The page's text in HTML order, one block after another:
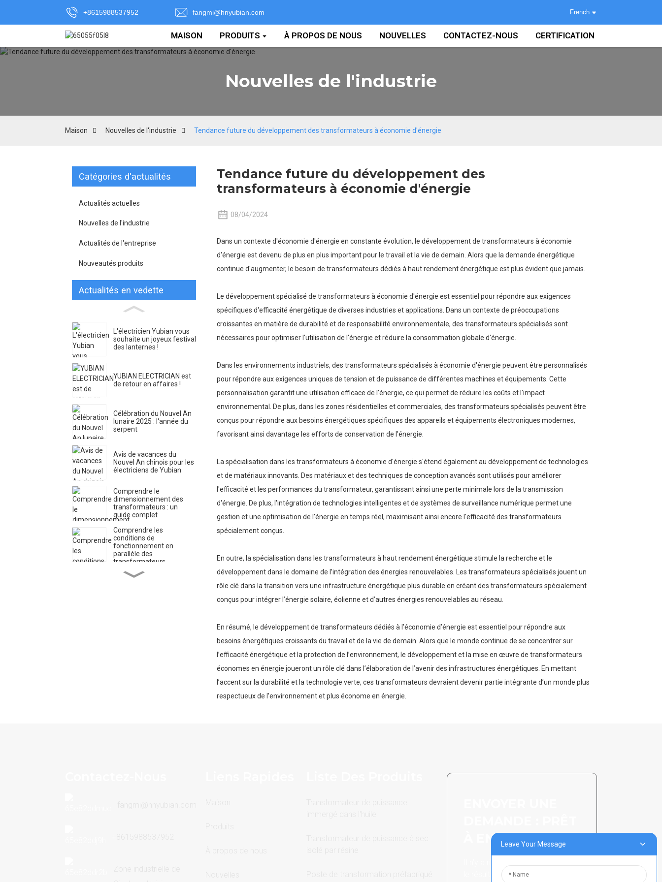
+8615988537952 fangmi@hnyubian.com French
MAISON PRODUITS À PROPOS DE NOUS NOUVELLES CONTACTEZ-NOUS CERTIFICATION
Nouvelles de l'industrie
Maison Nouvelles de l'industrie Tendance future du développement des transformateurs à économie d'énergie
Catégories d'actualités
Actualités actuelles
Nouvelles de l'industrie
Actualités de l'entreprise
Nouveautés produits
Actualités en vedette
L'électricien Yubian vous
souhaite un joyeux festival
des lanternes !
YUBIAN ELECTRICIAN est
de retour en affaires !
Célébration du Nouvel An
lunaire 2025 : l'année du
serpent
Avis de vacances du
Nouvel An chinois pour les
électriciens de Yubian
Comprendre le
dimensionnement des
transformateurs : un
guide complet
Comprendre les
conditions de
fonctionnement en
parallèle des
transformateurs
Henan Yubian
Transformer accueille la
Tendance future du développement des
transformateurs à économie d'énergie
08/04/2024
Dans un contexte d'économie d'énergie en constante évolution, le développement de transformateurs à économie
d'énergie est devenu de plus en plus important pour le travail et la vie de demain. Alors que la demande énergétique
continue d'augmenter, le besoin de transformateurs dédiés à haut rendement énergétique est plus évident que jamais.
Le développement spécialisé de transformateurs à économie d'énergie est essentiel pour répondre aux exigences
spécifiques d'efficacité énergétique de diverses industries et applications. Dans un contexte de préoccupations
croissantes en matière de durabilité et de responsabilité environnementale, des transformateurs spécialisés sont
nécessaires pour optimiser l'utilisation de l'énergie et réduire la consommation globale d'énergie.
Dans les environnements industriels, des transformateurs spécialisés à économie d'énergie peuvent être personnalisés
pour répondre aux exigences uniques de tension et de puissance de différentes machines et équipements. Cette
personnalisation garantit une utilisation efficace de l'énergie, ce qui permet de réduire les coûts et l'impact
environnemental. De plus, dans les zones résidentielles et commerciales, des transformateurs spécialisés peuvent être
conçus pour répondre aux besoins énergétiques spécifiques des appareils et équipements électroniques modernes,
favorisant ainsi davantage les efforts de conservation de l'énergie.
La spécialisation dans les transformateurs à économie d'énergie s'étend également au développement de technologies
et de matériaux innovants. Des matériaux et des techniques de conception avancés sont utilisés pour améliorer
l'efficacité et les performances du transformateur, garantissant ainsi une perte minimale lors de la transmission
d'énergie. De plus, l'intégration de technologies intelligentes et de systèmes de surveillance numérique permet une
gestion et une optimisation de l'énergie en temps réel, maximisant ainsi encore l'efficacité des transformateurs
spécialement conçus.
En outre, la spécialisation dans les transformateurs à haut rendement énergétique stimule la recherche et le
développement dans le domaine de l’intégration des énergies renouvelables. Les transformateurs spécialisés jouent un
rôle clé dans la transition vers une infrastructure énergétique plus durable en créant des transformateurs spécialement
conçus pour intégrer l’énergie solaire, éolienne et d’autres énergies renouvelables au réseau.
En résumé, le développement de transformateurs dédiés à l’économie d’énergie est essentiel pour répondre aux
besoins énergétiques croissants du travail et de la vie de demain. Alors que le monde continue de se concentrer sur
l’efficacité énergétique et la protection de l’environnement, le développement et la mise en œuvre de transformateurs
économes en énergie joueront un rôle clé dans l’élaboration de l’avenir des infrastructures énergétiques. En mettant
l’accent sur la durabilité et la technologie verte, ces transformateurs devraient devenir partie intégrante d’un monde plus
respectueux de l’environnement et plus économe en énergie.
À EN SAVOIR PLUS
le résultat final.
Leave Your Message